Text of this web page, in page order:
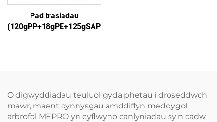
Pad trasiadau
(120gPP+18gPE+125gSAP+18gPP)5
O digwyddiadau teuluol gyda phetau i droseddwch
mawr, maent cynnysgau amddiffyn meddygol
arbrofol MEPRO yn cyflwyno canlyniadau sy'n cadw